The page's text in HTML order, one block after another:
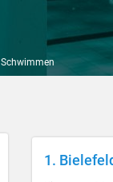
Schwimmen
1.